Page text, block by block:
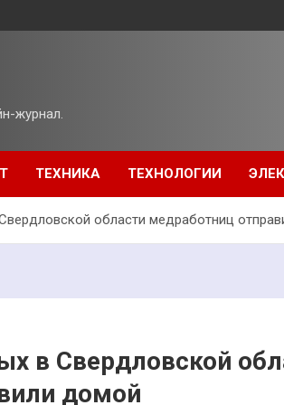
журнал.
ТЕХНИКА ТЕХНОЛОГИИ
области медработниц
в Свердловской
домой